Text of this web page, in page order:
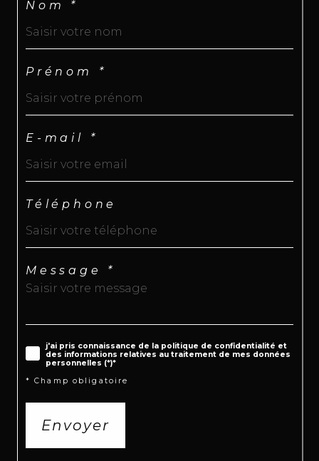
Nom *
Prénom *
E-mail *
Téléphone
Message *
j'ai pris connaissance de la politique de confidentialité et
des informations relatives au traitement de mes données
personnelles (*)*
* Champ obligatoire
Envoyer